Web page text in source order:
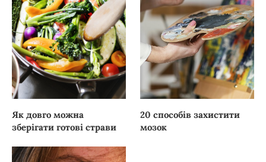
Як довго можна
зберігати готові страви
20 способів захистити
мозок